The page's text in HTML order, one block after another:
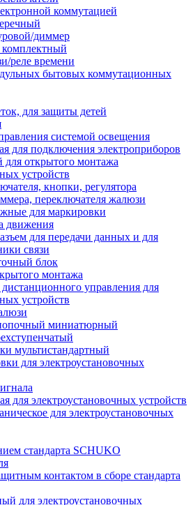
коммутацией
диммер
реле времени
бытовых коммутационных
для защиты детей
системой освещения
для подключения электроприборов
для открытого монтажа
устройств
кнопки, регулятора
переключателя жалюзи
для маркировки
движения
для передачи данных и для
связи
блок
монтажа
управления для
устройств
миниатюрный
мультистандартный
для электроустановочных
для электроустановочных устройств
для электроустановочных
стандарта SCHUKO
контактом в сборе стандарта
для электроустановочных